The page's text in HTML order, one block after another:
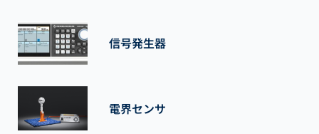
信号発生器
電界センサ